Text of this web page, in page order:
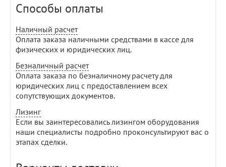
Способы оплаты
Наличный расчет
Оплата заказа наличными средствами в кассе для
физических и юридических лиц.
Безналичный расчет
Оплата заказа по безналичному расчету для
юридических лиц с предоставлением всех
сопутствующих документов.
Лизинг
Если вы заинтересовались лизингом оборудования
наши специалисты подробно проконсультируют вас о
этапах сделки.